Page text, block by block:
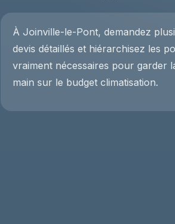
À Joinville-le-Pont, demandez
devis détaillés et hiérarchisez les
vraiment nécessaires pour garder
main sur le budget climatisation.